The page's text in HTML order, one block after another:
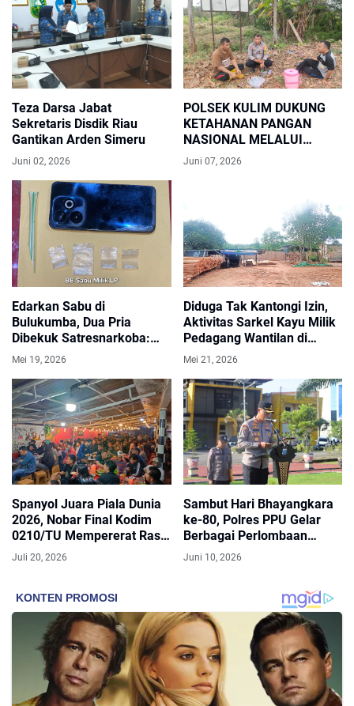
Teza Darsa Jabat
Sekretaris Disdik Riau
Gantikan Arden Simeru
Juni 02, 2026
POLSEK KULIM DUKUNG
KETAHANAN PANGAN
NASIONAL MELALUI
SAMBANG DAN
Juni 07, 2026
Edarkan Sabu di
Bulukumba, Dua Pria
Dibekuk Satresnarkoba:
Bandar hingga Kurir Tak
Berkutik
Mei 19, 2026
Diduga Tak Kantongi Izin,
Aktivitas Sarkel Kayu Milik
Pedagang Wantilan di
Kelurahan Baru Jadi
Sorotan
Mei 21, 2026
Spanyol Juara Piala Dunia
2026, Nobar Final Kodim
0210/TU Mempererat Rasa
Kebersamaan TNI dan
Masyarakat
Juli 20, 2026
Sambut Hari Bhayangkara
ke-80, Polres PPU Gelar
Berbagai Perlombaan
untuk Masyarakat
Juni 10, 2026